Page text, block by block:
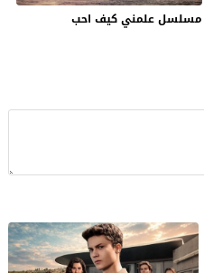
مسلسل علمني كيف احب